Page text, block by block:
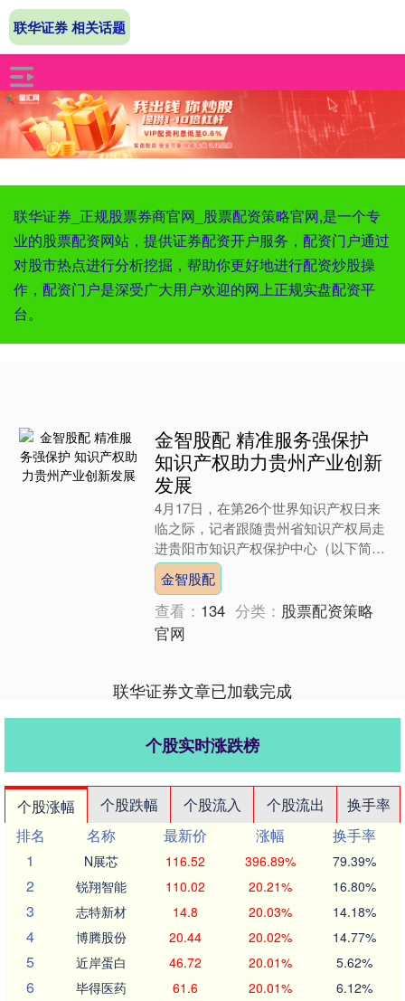
联华证券_正规股票券商官网_股票配资策略官网,是一个专
业的股票配资网站，提供证券配资开户服务，配资门户通过
对股市热点进行分析挖掘，帮助你更好地进行配资炒股操
作，配资门户是深受广大用户欢迎的网上正规实盘配资平
台。
联华证券 相关话题
金智股配 精准服务强保护
知识产权助力贵州产业创新
发展
4月17日，在第26个世界知识产权日来
临之际，记者跟随贵州省知识产权局走
进贵阳市知识产权保护中心（以下简称
保护中心）宣传展示区、业务服务窗口
等功能区域，实地探访....
金智股配
查看： 134 分类： 股票配资策略
官网
联华证券文章已加载完成
个股实时涨跌榜
个股涨幅 个股跌幅 个股流入 个股流出
换手率
排名
名称 最新价 涨幅
换手率
1
N展芯 116.52 396.89% 79.39%
2 锐翔智能 110.02 20.21% 16.80%
3 志特新材 14.8 20.03% 14.18%
4 博腾股份 20.44 20.02% 14.77%
5 近岸蛋白 46.72 20.01% 5.62%
6 毕得医药 61.6 20.01% 6.12%